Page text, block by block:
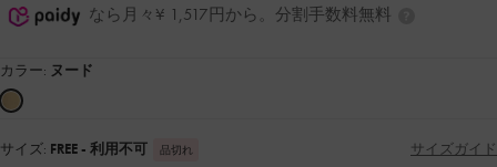
なら月々¥ 1,517円から。分割手数料無料
カラー: ヌード
サイズ: FREE - 利用不可 品切れ サイズガイド